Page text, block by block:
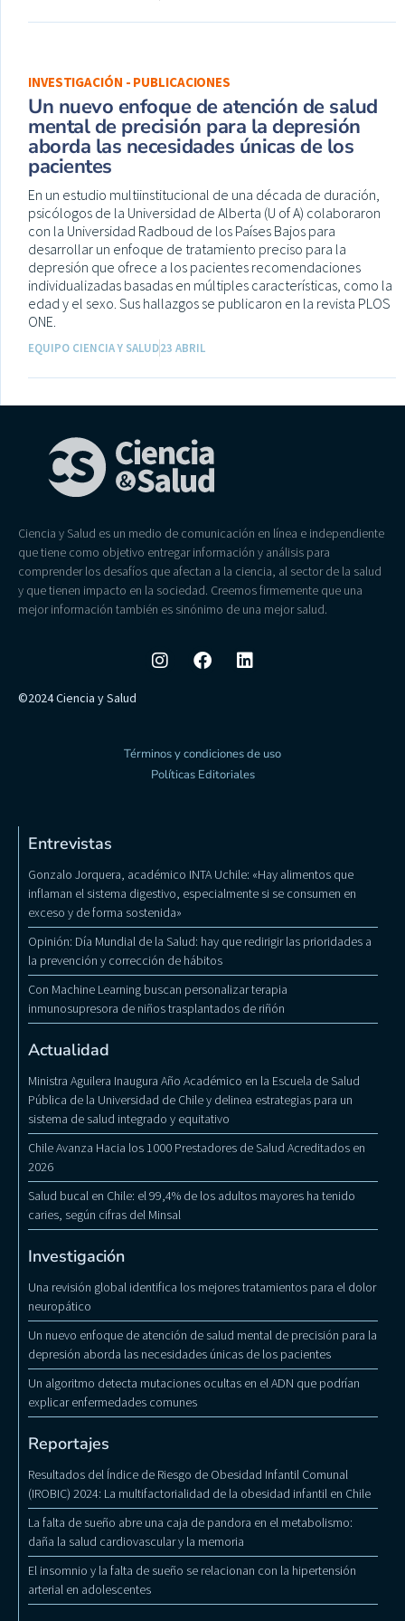
INVESTIGACIÓN - PUBLICACIONES
Un nuevo enfoque de atención de salud
mental de precisión para la depresión
aborda las necesidades únicas de los
pacientes
En un estudio multiinstitucional de una década de duración,
psicólogos de la Universidad de Alberta (U of A) colaboraron
con la Universidad Radboud de los Países Bajos para
desarrollar un enfoque de tratamiento preciso para la
depresión que ofrece a los pacientes recomendaciones
individualizadas basadas en múltiples características, como la
edad y el sexo. Sus hallazgos se publicaron en la revista PLOS
ONE.
EQUIPO CIENCIA Y SALUD23 ABRIL
Ciencia y Salud es un medio de comunicación en línea e independiente
que tiene como objetivo entregar información y análisis para
comprender los desafíos que afectan a la ciencia, al sector de la salud
y que tienen impacto en la sociedad. Creemos firmemente que una
mejor información también es sinónimo de una mejor salud.
©2024 Ciencia y Salud
Términos y condiciones de uso
Políticas Editoriales
Entrevistas
Gonzalo Jorquera, académico INTA Uchile: «Hay alimentos que
inflaman el sistema digestivo, especialmente si se consumen en
exceso y de forma sostenida»
Opinión: Día Mundial de la Salud: hay que redirigir las prioridades a
la prevención y corrección de hábitos
Con Machine Learning buscan personalizar terapia
inmunosupresora de niños trasplantados de riñón
Actualidad
Ministra Aguilera Inaugura Año Académico en la Escuela de Salud
Pública de la Universidad de Chile y delinea estrategias para un
sistema de salud integrado y equitativo
Chile Avanza Hacia los 1000 Prestadores de Salud Acreditados en
2026
Salud bucal en Chile: el 99,4% de los adultos mayores ha tenido
caries, según cifras del Minsal
Investigación
Una revisión global identifica los mejores tratamientos para el dolor
neuropático
Un nuevo enfoque de atención de salud mental de precisión para la
depresión aborda las necesidades únicas de los pacientes
Un algoritmo detecta mutaciones ocultas en el ADN que podrían
explicar enfermedades comunes
Reportajes
Resultados del Índice de Riesgo de Obesidad Infantil Comunal
(IROBIC) 2024: La multifactorialidad de la obesidad infantil en Chile
La falta de sueño abre una caja de pandora en el metabolismo:
daña la salud cardiovascular y la memoria
El insomnio y la falta de sueño se relacionan con la hipertensión
arterial en adolescentes